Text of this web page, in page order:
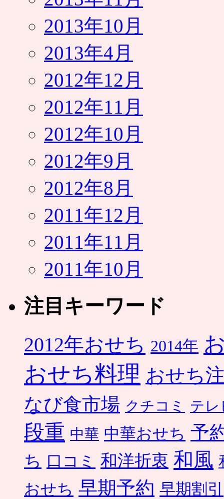
2013年10月
2013年4月
2012年12月
2012年11月
2012年10月
2012年9月
2012年8月
2011年12月
2011年11月
2011年10月
注目キーワード
2012年おせち 2014年
おせち料理 おせち
なび食市場 クチコミ テレ
段重 中華 中華おせち 予
ち 口コミ 和洋折衷 和風
おせち 早期予約 早期割引